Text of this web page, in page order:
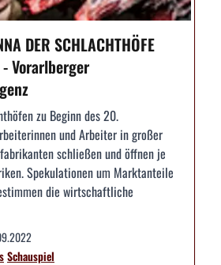
DER SCHLACHTHÖFE
Vorarlberger
zu Beginn des 20.
und Arbeiter in großer
schließen und öffnen je
Spekulationen um Marktanteile
die wirtschaftliche
Schauspiel